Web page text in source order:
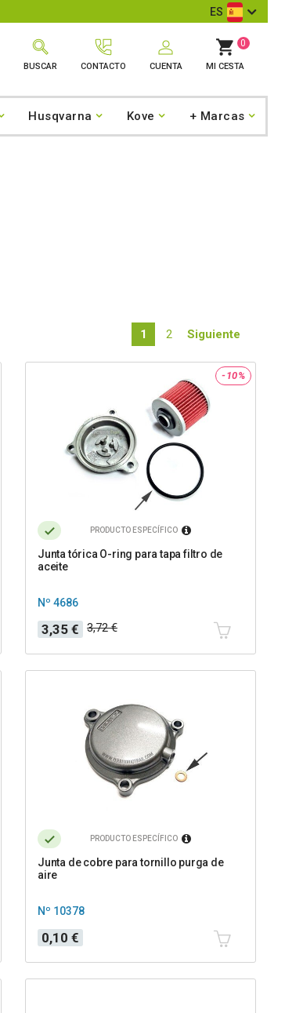
ES
BUSCAR CONTACTO CUENTA
0
MI CESTA
Husqvarna Kove + Marcas
1 2 Siguiente
-10%
PRODUCTO ESPECÍFICO
Junta tórica O-ring para tapa filtro de
aceite
Nº 4686
Precio
3,35 €
Precio
base
3,72 €
PRODUCTO ESPECÍFICO
Junta de cobre para tornillo purga de
aire
Nº 10378
Precio
0,10 €